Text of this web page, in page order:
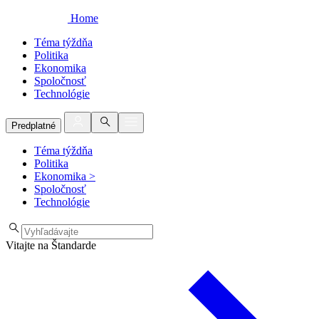
Home
Téma týždňa
Politika
Ekonomika
Spoločnosť
Technológie
Predplatné
Téma týždňa
Politika
Ekonomika >
Spoločnosť
Technológie
Vitajte na Štandarde